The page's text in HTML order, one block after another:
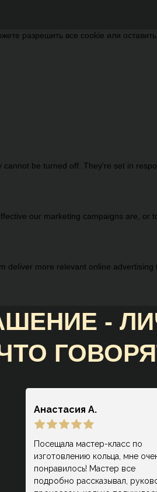
разрешить все cookie или
be turned off. They're set in
our marketing campaigns are, or
more relevant online
-
Посещала мастер-класс по
изготовлению кольца, мне
понравилось! Мастер все
подробно рассказывал,
Анастасия А.